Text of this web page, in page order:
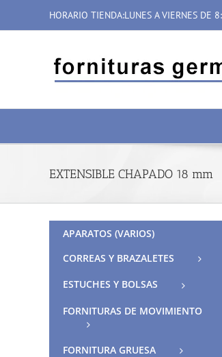
contenido
HORARIO TIENDA:LUNES A VIERNES
EXTENSIBLE CHAPADO 18 mm
APARATOS (VARIOS)
CORREAS Y BRAZALETES
ESTUCHES Y BOLSAS
FORNITURAS DE MOVIMIENTO
FORNITURA GRUESA